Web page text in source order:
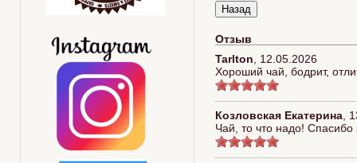
Отзыв
Tarlton
12.05.2026
Хороший чай, бодрит,
Козловская Екатерина
Чай, то что надо!